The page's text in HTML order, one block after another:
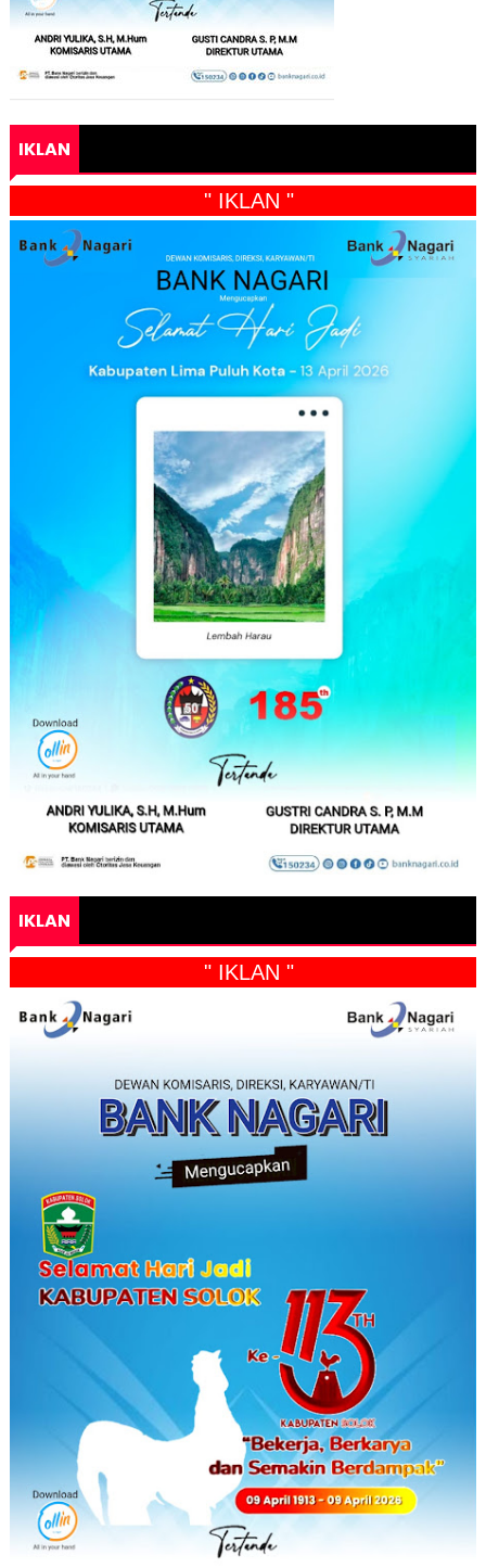
IKLAN
" IKLAN "
IKLAN
" IKLAN "